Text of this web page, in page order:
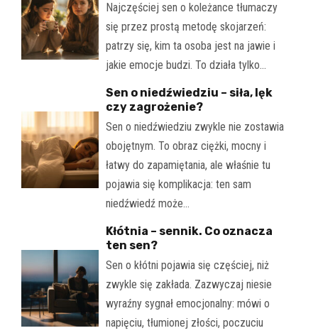
Najczęściej sen o koleżance tłumaczy
się przez prostą metodę skojarzeń:
patrzy się, kim ta osoba jest na jawie i
jakie emocje budzi. To działa tylko…
Sen o niedźwiedziu – siła, lęk
czy zagrożenie?
Sen o niedźwiedziu zwykle nie zostawia
obojętnym. To obraz ciężki, mocny i
łatwy do zapamiętania, ale właśnie tu
pojawia się komplikacja: ten sam
niedźwiedź może…
Kłótnia – sennik. Co oznacza
ten sen?
Sen o kłótni pojawia się częściej, niż
zwykle się zakłada. Zazwyczaj niesie
wyraźny sygnał emocjonalny: mówi o
napięciu, tłumionej złości, poczuciu